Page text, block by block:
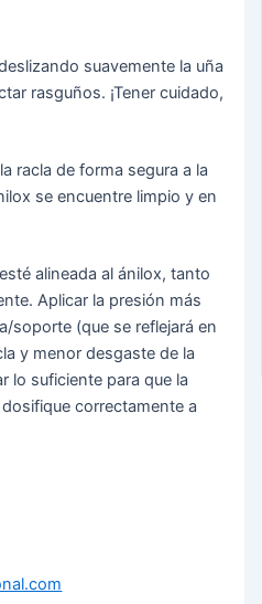
suavemente la uña
rasguños. ¡Tener cuidado,
racla de forma segura a la
se encuentre limpio y en
alineada al ánilox, tanto
Aplicar la presión más
soporte (que se reflejará en
y menor desgaste de la
lo suficiente para que la
correctamente a